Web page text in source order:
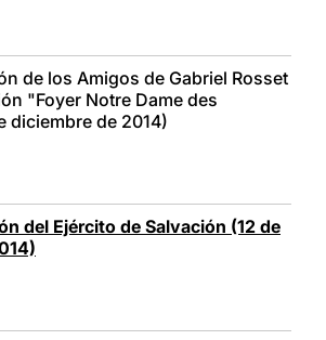
de los Amigos de Gabriel Rosset
"Foyer Notre Dame des
diciembre de 2014)
del Ejército de Salvación (12 de